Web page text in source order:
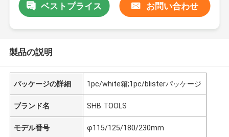
ベストプライス お問い合わせ
製品の説明
パッケージの詳細 1pc/white箱;1pc/blisterパッケージ
ブランド名 SHB TOOLS
モデル番号 φ115/125/180/230mm